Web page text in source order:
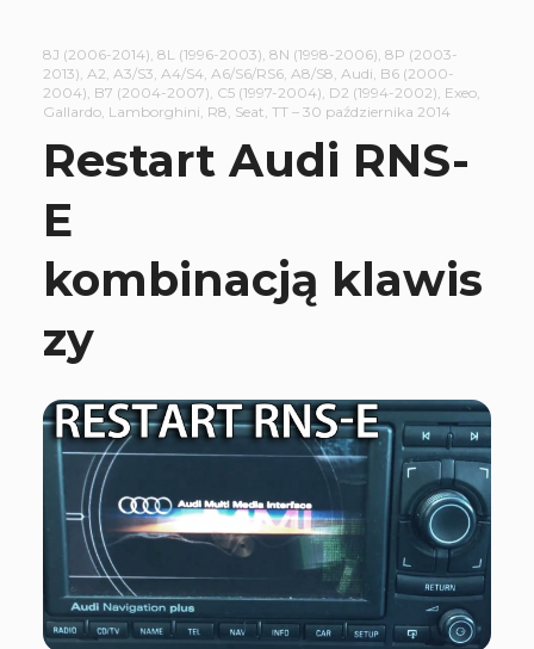
8J (2006-2014) 8L (1996-2003) 8N (1998-2006) 8P (2003-
2013) A2 A3/S3 A4/S4, A6/S6/RS6, A8/S8 Audi B6 (2000-
2004) B7 (2004-2007) C5 (1997-2004) D2 (1994-2002) Exeo,
Gallardo, Lamborghini R8 Seat TT– 30 października 2014
Restart Audi RNS-
E
kombinacją klawis
zy